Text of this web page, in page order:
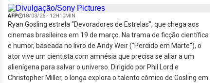
AFP 18/03/26 - 12H10MIN
Ryan Gosling estrela "Devoradores de Estrelas", que chega aos
cinemas brasileiros em 19 de março. Na trama de ficção científica
e humor, baseada no livro de Andy Weir ("Perdido em Marte"), o
ator vive um cientista com amnésia que precisa se aliar a um
alienígena para salvar o universo. Dirigido por Phil Lord e
Christopher Miller, o longa explora o talento cômico de Gosling em